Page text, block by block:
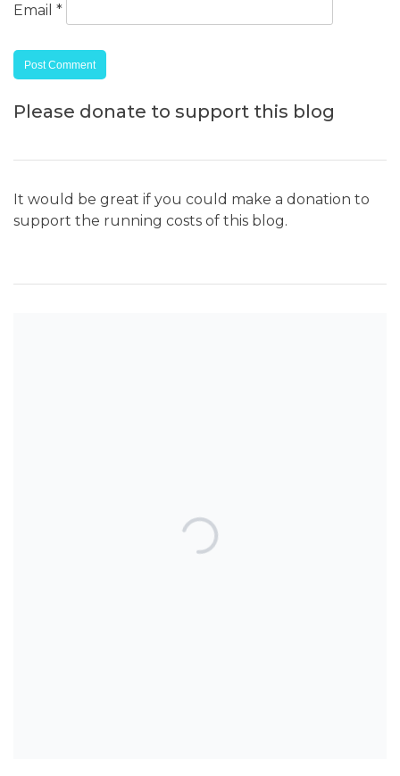
Email *
Please donate to support this blog
It would be great if you could make a donation to
support the running costs of this blog.
TOP POSTS & PAGES
Can AI really be used for orthodontic